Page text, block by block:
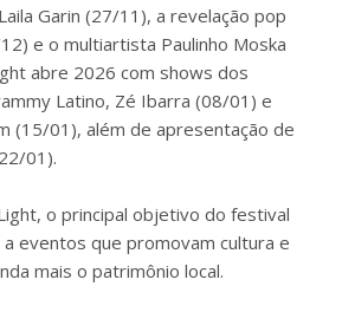
Garin (27/11), a revelação pop
e o multiartista Paulinho Moska
abre 2026 com shows dos
Latino, Zé Ibarra (08/01) e
(15/01), além de apresentação de
01).
o principal objetivo do festival
eventos que promovam cultura e
mais o patrimônio local.